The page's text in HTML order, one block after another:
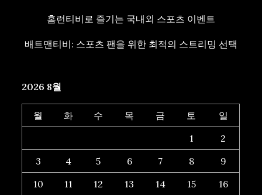
홈런티비로 즐기는 국내외 스포츠 이벤트
배트맨티비: 스포츠 팬을 위한 최적의 스트리밍 선택
2026 8월
월 화 수 목 금 토
일
1
2
3
4 5 6 7 8
9
10
11 12 13 14 15
16